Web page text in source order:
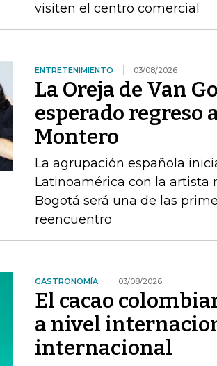
visiten el centro comercial
ENTRETENIMIENTO 03/08/2026
La Oreja de Van
esperado regreso
Montero
La agrupación española
Latinoamérica con la artista
Bogotá será una de las
reencuentro
GASTRONOMÍA 03/08/2026
El cacao
a nivel
internacional